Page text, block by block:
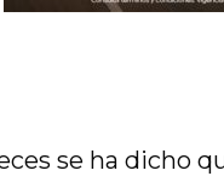
se ha dicho